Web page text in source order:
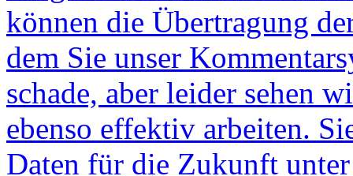
können die Übertragung
dem Sie unser
schade, aber leider sehen
ebenso effektiv arbeiten.
Daten für die Zukunft